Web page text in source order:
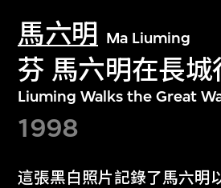
馬六明 Ma Liuming
芬 馬六明在長城
Liuming Walks the Great
1998
這張黑白照片記錄了馬六